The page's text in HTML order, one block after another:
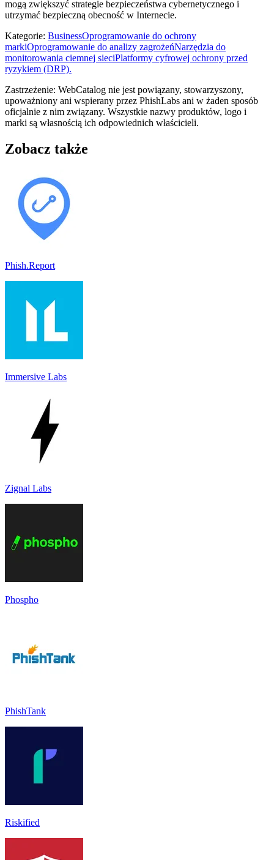
mogą zwiększyć strategie bezpieczeństwa cybernetycznego i
utrzymać bezpieczną obecność w Internecie.
Kategorie: BusinessOprogramowanie do ochrony
markiOprogramowanie do analizy zagrożeńNarzędzia do
monitorowania ciemnej sieciPlatformy cyfrowej ochrony przed
ryzykiem (DRP).
Zastrzeżenie: WebCatalog nie jest powiązany, stowarzyszony,
upoważniony ani wspierany przez PhishLabs ani w żaden sposób
oficjalnie z nim związany. Wszystkie nazwy produktów, logo i
marki są własnością ich odpowiednich właścicieli.
Zobacz także
Phish.Report
Immersive Labs
Zignal Labs
Phospho
PhishTank
Riskified